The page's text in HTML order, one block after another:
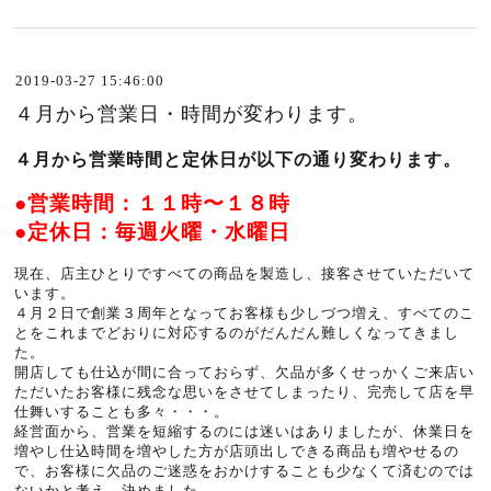
2019-03-27 15:46:00
４月から営業日・時間が変わります。
４月から営業時間と定休日が以下の通り変わります。
●営業時間：１１時〜１８時
●定休日：毎週火曜・水曜日
現在、店主ひとりですべての商品を製造し、接客させていただいて
います。
４月２日で創業３周年となってお客様も少しづつ増え、すべてのこ
とをこれまでどおりに対応するのがだんだん難しくなってきまし
た。
開店しても仕込が間に合っておらず、欠品が多くせっかくご来店い
ただいたお客様に残念な思いをさせてしまったり、完売して店を早
仕舞いすることも多々・・・。
経営面から、営業を短縮するのには迷いはありましたが、休業日を
増やし仕込時間を増やした方が店頭出しできる商品も増やせるの
で、お客様に欠品のご迷惑をおかけすることも少なくて済むのでは